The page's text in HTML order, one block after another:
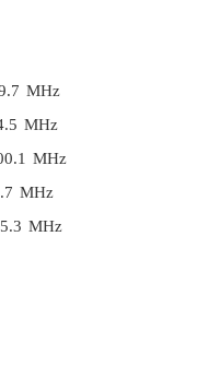
MHz
MHz
MHz
MHz
MHz